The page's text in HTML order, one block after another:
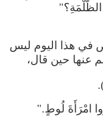
الظُّلْمَةِ؟"
في هذا اليوم ليس
عنها حين قال،
امْرَأَةَ لُوطٍ."